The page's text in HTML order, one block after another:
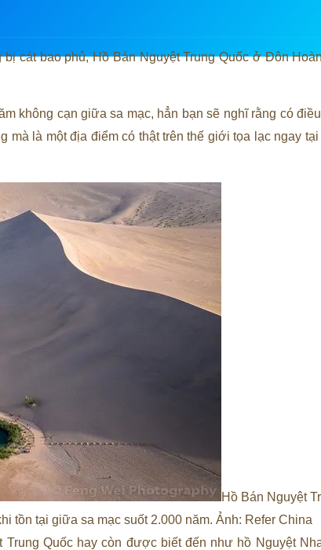
cát bao phủ, Hồ Bán Nguyệt Trung Quốc ở Đôn
không cạn giữa sa mạc, hẳn bạn sẽ nghĩ rằng có
là một địa điểm có thật trên thế giới tọa lạc ngay
Hồ Bán Nguyệt
tồn tại giữa sa mạc suốt 2.000 năm. Ảnh: Refer China
Quốc hay còn được biết đến như hồ Nguyệt